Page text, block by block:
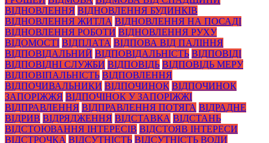
ВІДНОВЛЕННЯ ВІДНОВЛЕННЯ БУДИНКІВ
ВІДНОВЛЕННЯ ЖИТЛА ВІДНОВЛЕННЯ НА ПОСАДІ
ВІДНОВЛЕННЯ РОБОТИ ВІДНОВЛЕННЯ РУХУ
ВІДОМОСТІ ВІДПЛАТА ВІДПОВА ВІД ПАЛІННЯ
ВІДПОВІДАЛЬНИЙ ВІДПОВІДАЛЬНІСТЬ ВІДПОВІДІ
ВІДПОВІДНІ СЛУЖБИ ВІДПОВІДЬ ВІДПОВІДЬ МЕРУ
ВІДПОВІПАЛЬНІСТЬ ВІДПОВЛЕННЯ
ВІДПОЧИВАЛЬНИКИ ВІДПОЧИНОК ВІДПОЧИНОК
ЗАПОРІЖЖЯ ВІДПОЧІНОК У ЗАПОРІЖЖІ
ВІДПРАВЛЕННЯ ВІДПРАВЛЕННЯ ПОТЯГА ВІДРАДНЕ
ВІДРИВ ВІДРЯДЖЕННЯ ВІДСТАВКА ВІДСТАНЬ
ВІДСТОЮВАННЯ ІНТЕРЕСІВ ВІДСТОЯВ ІНТЕРЕСИ
ВІДСТРОЧКА ВІДСУТНІСТЬ ВІДСУТНІСТЬ ВОДИ